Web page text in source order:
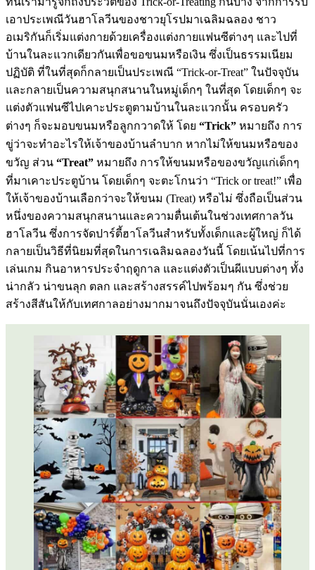
เอาประเพณีวันฮาโลวีนของชาวยุโรปมาเฉลิมฉลอง ชาว
อเมริกันก็เริ่มแต่งกายด้วยเครื่องแต่งกายแฟนซีต่างๆ และไปที่
บ้านในละแวกเดียวกันเพื่อขอขนมหรือเงิน ซึ่งเป็นธรรมเนียม
ปฏิบัติ ที่ในที่สุดก็กลายเป็นประเพณี “Trick-or-Treat” ในปัจจุบัน
และกลายเป็นความสนุกสนานในหมู่เด็กๆ ในที่สุด โดยเด็กๆ จะ
แต่งตัวแฟนซีไปเคาะประตูตามบ้านในละแวกนั้น ครอบครัว
ต่างๆ ก็จะมอบขนมหรือลูกกวาดให้ โดย “Trick” หมายถึง การ
ขู่ว่าจะทำอะไรให้เจ้าของบ้านลำบาก หากไม่ให้ขนมหรือของ
ขวัญ ส่วน “Treat” หมายถึง การให้ขนมหรือของขวัญแก่เด็กๆ
ที่มาเคาะประตูบ้าน โดยเด็กๆ จะตะโกนว่า “Trick or treat!” เพื่อ
ให้เจ้าของบ้านเลือกว่าจะให้ขนม (Treat) หรือไม่ ซึ่งถือเป็นส่วน
หนึ่งของความสนุกสนานและความตื่นเต้นในช่วงเทศกาลวัน
ฮาโลวีน ซึ่งการจัดปาร์ตี้ฮาโลวีนสำหรับทั้งเด็กและผู้ใหญ่ ก็ได้
กลายเป็นวิธีที่นิยมที่สุดในการเฉลิมฉลองวันนี้ โดยเน้นไปที่การ
เล่นเกม กินอาหารประจำฤดูกาล และแต่งตัวเป็นผีแบบต่างๆ ทั้ง
น่ากลัว น่าขนลุก ตลก และสร้างสรรค์ไปพร้อมๆ กัน ซึ่งช่วย
สร้างสีสันให้กับเทศกาลอย่างมากมาจนถึงปัจจุบันนั่นเองค่ะ